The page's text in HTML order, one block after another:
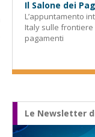
Il Salone dei
L’appuntamento
Italy sulle frontiere
pagamenti
Le Newsletter